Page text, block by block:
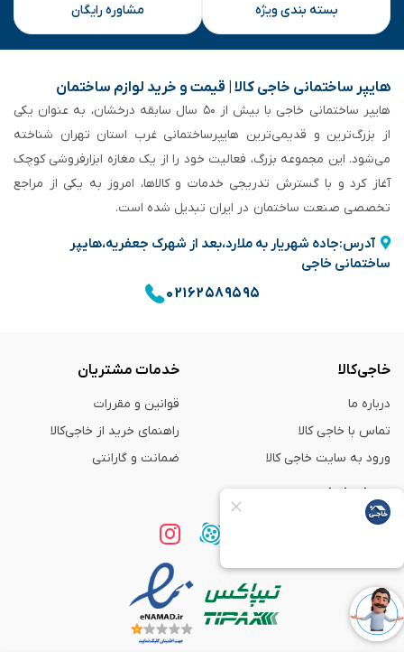
بسته بندی ویژه مشاوره رایگان
هایپر ساختمانی خاجی‌ کالا | قیمت و خرید لوازم ساختمان
هایپر ساختمانی خاجی‌ با بیش از ۵۰ سال سابقه‌ درخشان، به عنوان یکی
از بزرگ‌ترین و قدیمی‌ترین هایپرساختمانی‌ غرب استان تهران شناخته
می‌شود. این مجموعه بزرگ، فعالیت خود را از یک مغازه ابزارفروشی کوچک
آغاز کرد و با گسترش تدریجی خدمات و کالاها، امروز به یکی از مراجع
تخصصی صنعت ساختمان در ایران تبدیل شده است.
آدرس:جاده شهریار به ملارد،بعد از شهرک جعفریه،هایپر
ساختمانی خاجی
۰۲۱۶۲۵۸۹۵۹۵
خاجی‌کالا
درباره ما
تماس با خاجی کالا
ورود به سایت خاجی‌ کالا
خدمات مشتریان
قوانین و مقررات
راهنمای خرید از خاجی‌کالا
ضمانت و گارانتی
همراه با ما